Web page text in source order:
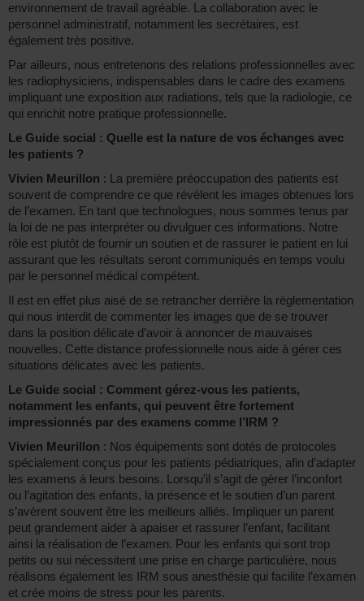
environnement de travail agréable. La collaboration avec le
personnel administratif, notamment les secrétaires, est
également très positive.
Par ailleurs, nous entretenons des relations professionnelles avec
les radiophysiciens, indispensables dans le cadre des examens
impliquant une exposition aux radiations, tels que la radiologie, ce
qui enrichit notre pratique professionnelle.
Le Guide social : Quelle est la nature de vos échanges avec
les patients ?
Vivien Meurillon : La première préoccupation des patients est
souvent de comprendre ce que révèlent les images obtenues lors
de l’examen. En tant que technologues, nous sommes tenus par
la loi de ne pas interpréter ou divulguer ces informations. Notre
rôle est plutôt de fournir un soutien et de rassurer le patient en lui
assurant que les résultats seront communiqués en temps voulu
par le personnel médical compétent.
Il est en effet plus aisé de se retrancher derrière la réglementation
qui nous interdit de commenter les images que de se trouver
dans la position délicate d’avoir à annoncer de mauvaises
nouvelles. Cette distance professionnelle nous aide à gérer ces
situations délicates avec les patients.
Le Guide social : Comment gérez-vous les patients,
notamment les enfants, qui peuvent être fortement
impressionnés par des examens comme l’IRM ?
Vivien Meurillon : Nos équipements sont dotés de protocoles
spécialement conçus pour les patients pédiatriques, afin d’adapter
les examens à leurs besoins. Lorsqu’il s’agit de gérer l’inconfort
ou l’agitation des enfants, la présence et le soutien d’un parent
s’avèrent souvent être les meilleurs alliés. Impliquer un parent
peut grandement aider à apaiser et rassurer l’enfant, facilitant
ainsi la réalisation de l’examen. Pour les enfants qui sont trop
petits ou sui nécessitent une prise en charge particulière, nous
réalisons également les IRM sous anesthésie qui facilite l’examen
et crée moins de stress pour les parents.